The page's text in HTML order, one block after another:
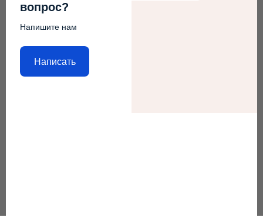
вопрос?
Напишите нам
Написать